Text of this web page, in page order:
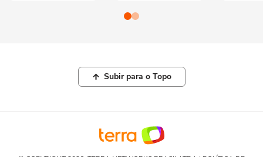
Subir para o Topo